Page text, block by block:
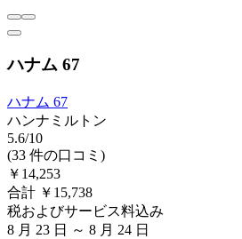
ハナム 67
ハナム 67
ハンナミルトン
5.6/10
(33 件の口コミ)
￥14,253
合計 ￥15,738
税およびサービス料込み
8 月 23 日 ～ 8 月 24 日